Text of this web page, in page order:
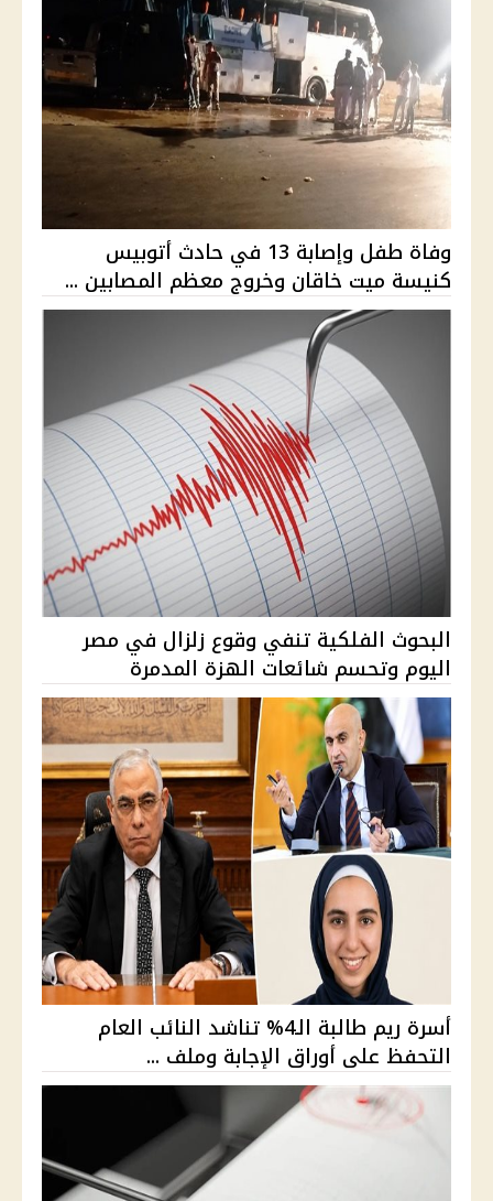
وفاة طفل وإصابة 13 في حادث أتوبيس
كنيسة ميت خاقان وخروج معظم المصابين ...
البحوث الفلكية تنفي وقوع زلزال في مصر
اليوم وتحسم شائعات الهزة المدمرة
أسرة ريم طالبة الـ4% تناشد النائب العام
التحفظ على أوراق الإجابة وملف ...